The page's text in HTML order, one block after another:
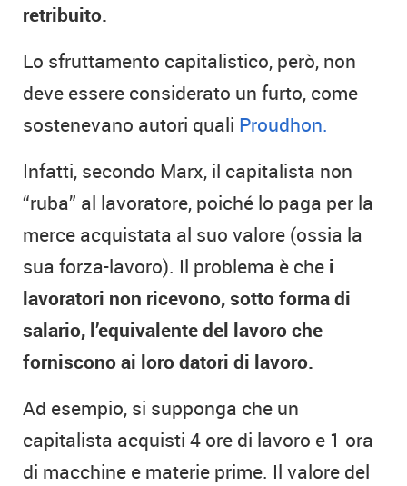
retribuito.
Lo sfruttamento capitalistico, però, non
deve essere considerato un furto, come
sostenevano autori quali Proudhon.
Infatti, secondo Marx, il capitalista non
“ruba” al lavoratore, poiché lo paga per la
merce acquistata al suo valore (ossia la
sua forza-lavoro). Il problema è che i
lavoratori non ricevono, sotto forma di
salario, l’equivalente del lavoro che
forniscono ai loro datori di lavoro.
Ad esempio, si supponga che un
capitalista acquisti 4 ore di lavoro e 1 ora
di macchine e materie prime. Il valore del